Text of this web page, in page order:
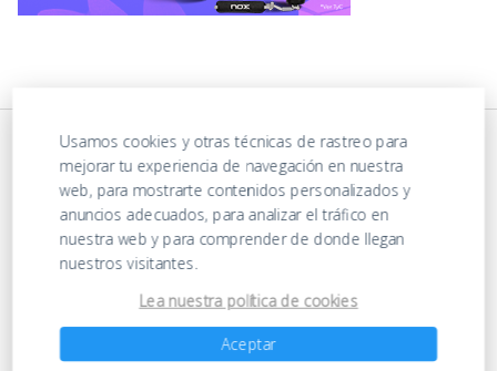
https://ofertasenjuguetes.com/privacy-policy/
Usamos cookies y otras técnicas de rastreo para
mejorar tu experiencia de navegación en nuestra
web, para mostrarte contenidos personalizados y
anuncios adecuados, para analizar el tráfico en
nuestra web y para comprender de donde llegan
nuestros visitantes.
Lea nuestra política de cookies
Aceptar